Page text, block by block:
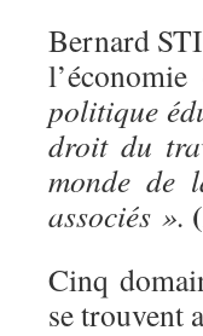
Bernard
politique
droit du
monde de
associés ».
Cinq
se trouvent